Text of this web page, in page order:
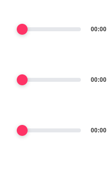
00:00
00:00
00:00